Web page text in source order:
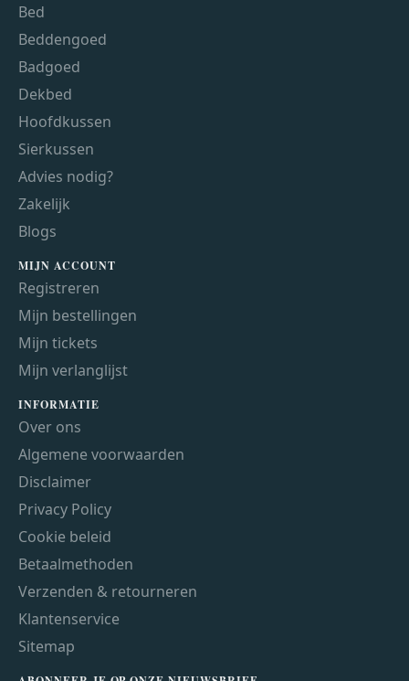
Bed
Beddengoed
Badgoed
Dekbed
Hoofdkussen
Sierkussen
Advies nodig?
Zakelijk
Blogs
MIJN ACCOUNT
Registreren
Mijn bestellingen
Mijn tickets
Mijn verlanglijst
INFORMATIE
Over ons
Algemene voorwaarden
Disclaimer
Privacy Policy
Cookie beleid
Betaalmethoden
Verzenden & retourneren
Klantenservice
Sitemap